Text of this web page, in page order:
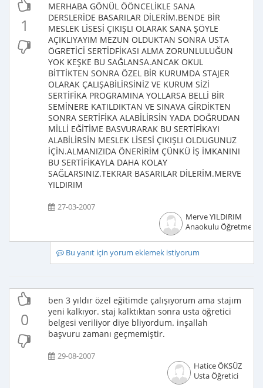
1
MERHABA GÖNÜL ÖÖNCELİKLE SANA
DERSLERİDE BASARILAR DİLERİM.BENDE BİR
MESLEK LİSESİ ÇIKIŞLI OLARAK SANA ŞÖYLE
AÇIKLIYAYIM MEZUN OLDUKTAN SONRA USTA
ÖGRETİCİ SERTİDFİKASI ALMA ZORUNLULUĞUN
YOK KEŞKE BU SAĞLANSA.ANCAK OKUL
BİTTİKTEN SONRA ÖZEL BİR KURUMDA STAJER
OLARAK ÇALIŞABİLİRSİNİZ VE KURUM SİZİ
SERTİFİKA PROGRAMINA YOLLARSA BELLİ BİR
SEMİNERE KATILDIKTAN VE SINAVA GİRDİKTEN
SONRA SERTİFİKA ALABİLİRSİN YADA DOĞRUDAN
MİLLİ EĞİTİME BASVURARAK BU SERTİFİKAYI
ALABİLİRSİN MESLEK LİSESİ ÇIKIŞLI OLDUGUNUZ
İÇİN.ALMANIZIDA ÖNERİRİM ÇÜNKÜ İŞ İMKANINI
BU SERTİFİKAYLA DAHA KOLAY
SAĞLARSINIZ.TEKRAR BASARILAR DİLERİM.MERVE
YILDIRIM
27-03-2007
Merve YILDIRIM
Anaokulu Öğretmeni
Bu yanıt için yorum eklemek istiyorum
0
ben 3 yıldır özel eğitimde çalışıyorum ama stajım
yeni kalkıyor. staj kalktıktan sonra usta öğretici
belgesi veriliyor diye bliyordum. inşallah
başvuru zamanı geçmemiştir.
29-08-2007
Hatice ÖKSÜZ
Usta Öğretici